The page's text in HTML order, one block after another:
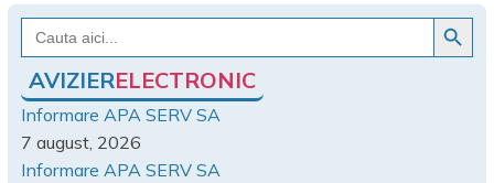
Search
for:
Search Button
AVIZIERELECTRONIC
Informare APA SERV SA
7 august, 2026
Informare APA SERV SA